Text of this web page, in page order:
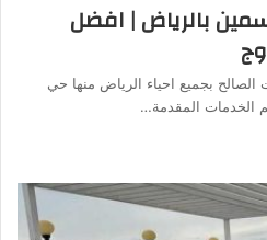
بالرياض | افضل
بجميع احياء الرياض منها حي
الخدمات المقدمة…